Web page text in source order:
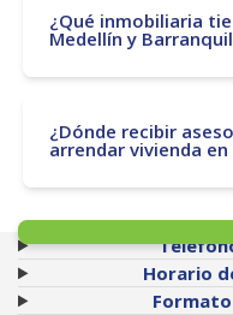
¿Qué inmobiliaria
Medellín y
¿Dónde recibir
arrendar vivienda en
Horario